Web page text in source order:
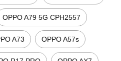
OPPO A79 5G CPH2557
A73 OPPO A57s